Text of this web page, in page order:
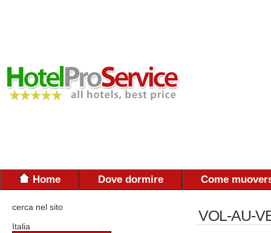
Home Dove dormire Come
cerca nel sito
Italia
VOL-AU-